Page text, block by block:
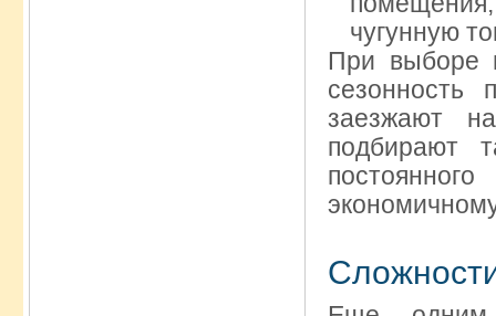
чугунную
При выборе
заезжают
подбирают